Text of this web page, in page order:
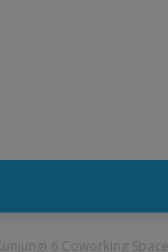
6 Coworking